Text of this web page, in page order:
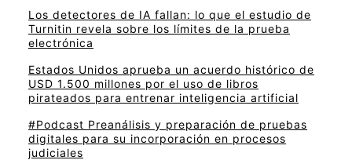
Los detectores de IA fallan: lo que el estudio de
Turnitin revela sobre los límites de la prueba
electrónica
Estados Unidos aprueba un acuerdo histórico de
USD 1.500 millones por el uso de libros
pirateados para entrenar inteligencia artificial
#Podcast Preanálisis y preparación de pruebas
digitales para su incorporación en procesos
judiciales